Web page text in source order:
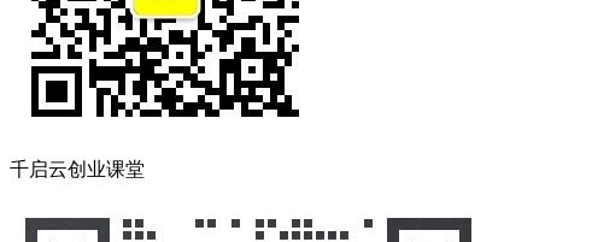
千启云创业课堂